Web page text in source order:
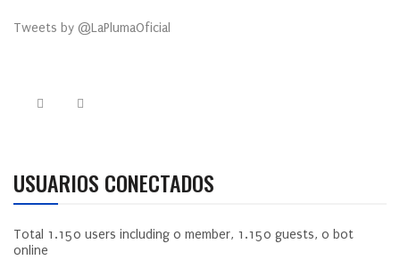
Tweets by @LaPlumaOficial
USUARIOS CONECTADOS
Total 1.150 users including 0 member, 1.150 guests, 0 bot
online